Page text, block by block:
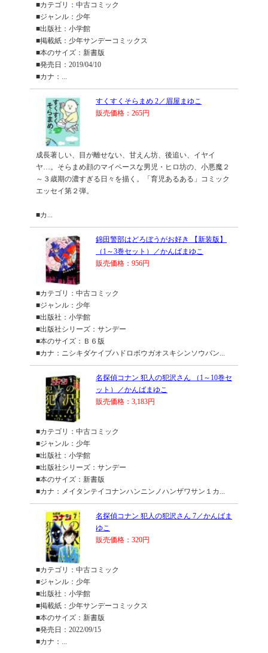
■カテゴリ：中古コミック
■ジャンル：少年
■出版社：小学館
■掲載紙：少年サンデーコミックス
■本のサイズ：新書版
■発売日：2019/04/10
■カナ：...
すくすくそらまめ 2／眉屋まゆこ
販売価格：265円
成長著しい、目が離せない、甘えん坊、後追い、イヤイ
ヤ…。そらまめ顔のマイペースな男児・ヒロ坊の、小悪魔２
～３歳期の濃すぎる日々を描く。「育児あるある」コミック
エッセイ第２弾。
■カ...
錦田警部はどろぼうがお好き 【新装版】
（1～3巻セット）／かんばまゆこ
販売価格：956円
■カテゴリ：中古コミック
■ジャンル：少年
■出版社：小学館
■出版社シリーズ：サンデー
■本のサイズ：Ｂ６版
■カナ：ニシキダケイブハドロボウガオスキシンソウバン...
名探偵コナン 犯人の犯沢さん （1～10巻セ
ット）／かんばまゆこ
販売価格：3,183円
■カテゴリ：中古コミック
■ジャンル：少年
■出版社：小学館
■出版社シリーズ：サンデー
■本のサイズ：新書版
■カナ：メイタンテイコナンハンニンノハンザワサン１カ...
名探偵コナン 犯人の犯沢さん 7／かんばま
ゆこ
販売価格：320円
■カテゴリ：中古コミック
■ジャンル：少年
■出版社：小学館
■掲載紙：少年サンデーコミックス
■本のサイズ：新書版
■発売日：2022/09/15
■カナ：...